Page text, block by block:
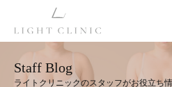
Staff Blog